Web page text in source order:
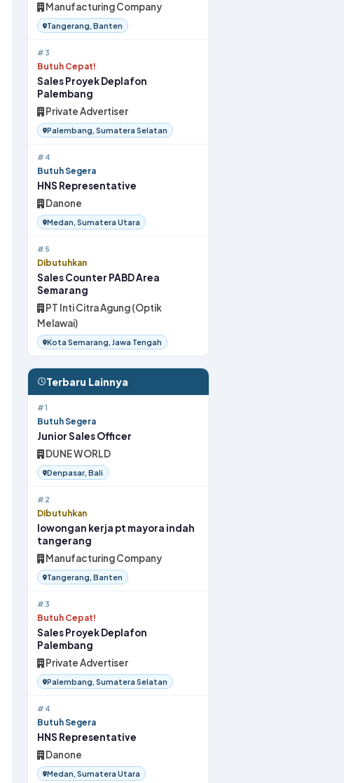
Manufacturing Company
Tangerang, Banten
#3
Butuh Cepat!
Sales Proyek Deplafon
Palembang
Private Advertiser
Palembang, Sumatera Selatan
#4
Butuh Segera
HNS Representative
Danone
Medan, Sumatera Utara
#5
Dibutuhkan
Sales Counter PABD Area
Semarang
PT Inti Citra Agung (Optik
Melawai)
Kota Semarang, Jawa Tengah
Terbaru Lainnya
#1
Butuh Segera
Junior Sales Officer
DUNE WORLD
Denpasar, Bali
#2
Dibutuhkan
lowongan kerja pt mayora indah
tangerang
Manufacturing Company
Tangerang, Banten
#3
Butuh Cepat!
Sales Proyek Deplafon
Palembang
Private Advertiser
Palembang, Sumatera Selatan
#4
Butuh Segera
HNS Representative
Danone
Medan, Sumatera Utara